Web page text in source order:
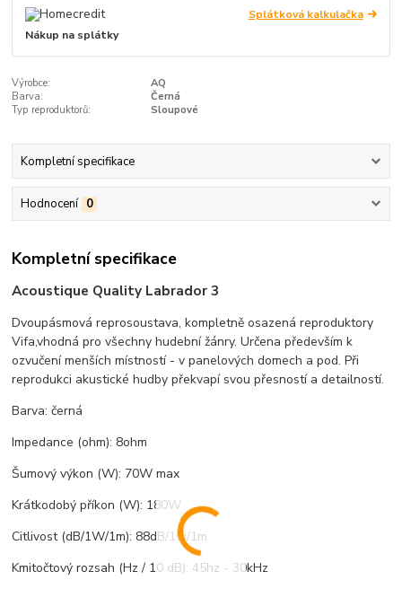
Splátková kalkulačka
Nákup na splátky
Výrobce:
AQ
Barva:
Černá
Typ reproduktorů:
Sloupové
Kompletní specifikace
Hodnocení 0
Kompletní specifikace
Acoustique Quality Labrador 3
Dvoupásmová reprosoustava, kompletně osazená reproduktory
Vifa,vhodná pro všechny hudební žánry. Určena především k
ozvučení menších místností - v panelových domech a pod. Při
reprodukci akustické hudby překvapí svou přesností a detailností.
Barva: černá
Impedance (ohm): 8ohm
Šumový výkon (W): 70W max
Krátkodobý příkon (W): 180W
Citlivost (dB/1W/1m): 88dB/1w/1m
Kmitočtový rozsah (Hz / 10 dB): 45hz - 30kHz